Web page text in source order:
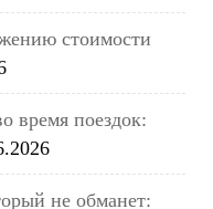
стоимости
время поездок:
не обманет: